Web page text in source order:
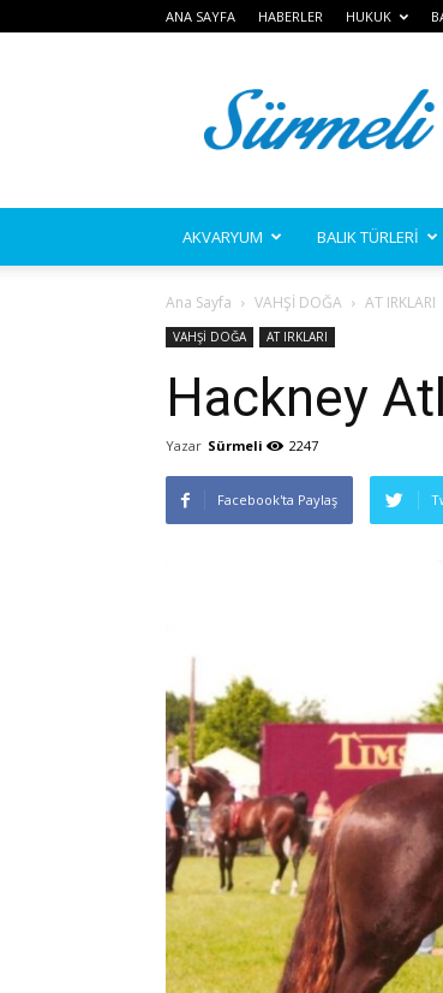
ANA SAYFA HABERLER HUKUK
AKVARYUM BALIK TÜRLERİ
Ana Sayfa VAHŞİ DOĞA AT IRKLARI
VAHŞİ DOĞA AT IRKLARI
Hackney
Yazar Sürmeli 2247
Facebook'ta Paylaş